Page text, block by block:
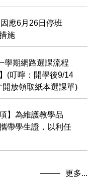
應6月26日停班
施
學期網路選課流程
(叮嚀：開學後9/14
放領取紙本選課單)
】為維護教學品
帶學生證，以利任
更多...